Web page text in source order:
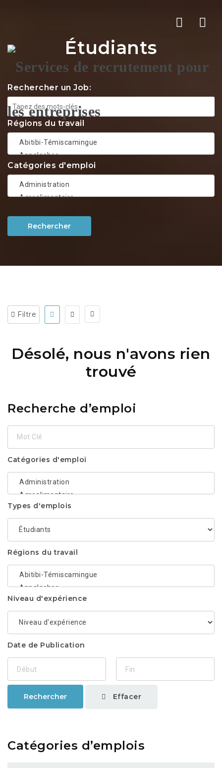
Étudiants
Rechercher un Job:
Régions du travail
Catégories d'emploi
Rechercher
Filtre
Désolé, nous n'avons rien
trouvé
Recherche d’emploi
Catégories d'emploi
Types d'emplois
Régions du travail
Niveau d'expérience
Date de Publication
Rechercher Effacer
Catégories d’emplois